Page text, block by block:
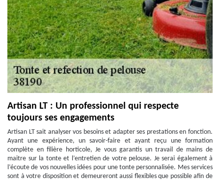
Artisan LT : Un professionnel qui respecte
toujours ses engagements
Artisan LT sait analyser vos besoins et adapter ses prestations en fonction.
Ayant une expérience, un savoir-faire et ayant reçu une formation
complète en filière horticole, Je vous garantis un travail de mains de
maitre sur la tonte et l’entretien de votre pelouse. Je serai également à
l’écoute de vos nouvelles idées pour une tonte personnalisée. Mes services
sont à votre disposition et demeureront aussi flexibles que possible afin de